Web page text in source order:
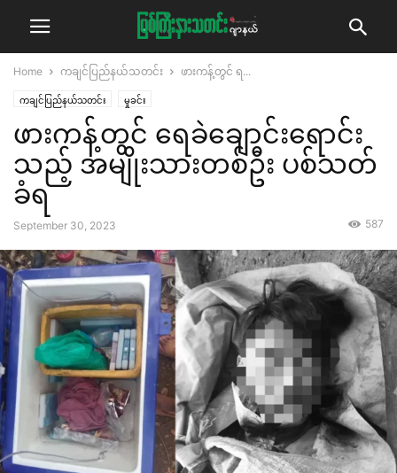
Home ကချင်ပြည်နယ်သတင်း ဖားကန့်တွင် ရ...
ကချင်ပြည်နယ်သတင်း မှုခင်း
ဖားကန့်တွင် ရေခဲချောင်းရောင်း
သည့် အမျိုးသားတစ်ဦး ပစ်သတ်
ခံရ
September 30, 2023 587